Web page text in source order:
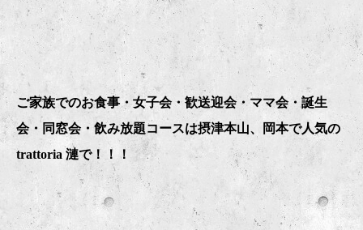
ご家族でのお食事・女子会・歓送迎会・ママ会・誕生
会・同窓会・飲み放題コースは摂津本山、岡本で人気の
trattoria 漣で！！！